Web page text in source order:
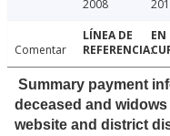
2008
Comentar
Summary payment
deceased and
website and district